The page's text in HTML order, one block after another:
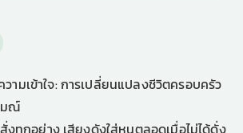
ามเข้าใจ: การเปลี่ยนแปลงชีวิตครอบครัว
มณ์
งทุกอย่าง เสียงดังใส่หนูตลอดเมื่อไม่ได้ดั่ง